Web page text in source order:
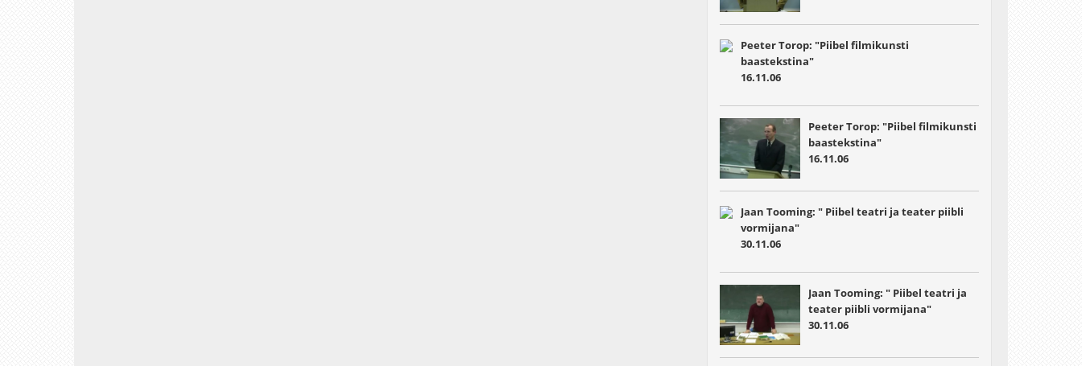
Peeter Torop: "Piibel filmikunsti
baastekstina"
16.11.06
Peeter Torop: "Piibel filmikunsti
baastekstina"
16.11.06
Jaan Tooming: " Piibel teatri ja teater piibli
vormijana"
30.11.06
Jaan Tooming: " Piibel teatri ja
teater piibli vormijana"
30.11.06